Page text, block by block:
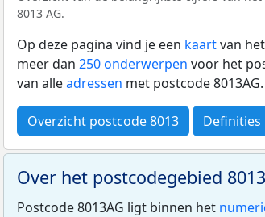
8013 AG.
Op deze pagina vind je een kaartvan
meer dan 250 onderwerpen voor het
van alleadressen met postcode 8013AG.
Overzicht postcode 8013 Definities
Over het postcodegebied
Postcode 8013AG ligt binnen het